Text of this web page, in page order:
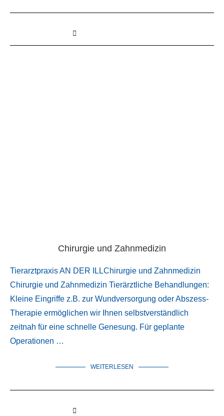
Chirurgie und Zahnmedizin
Tierarztpraxis AN DER ILLChirurgie und Zahnmedizin
Chirurgie und Zahnmedizin Tierärztliche Behandlungen:
Kleine Eingriffe z.B. zur Wundversorgung oder Abszess-
Therapie ermöglichen wir Ihnen selbstverständlich
zeitnah für eine schnelle Genesung. Für geplante
Operationen …
WEITERLESEN